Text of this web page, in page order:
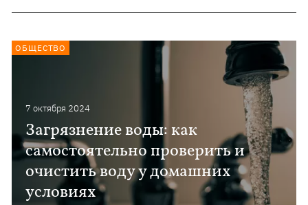
7 октября 2024
Загрязнение воды: как
самостоятельно проверить и
очистить воду у домашних
условиях
ОБЩЕСТВО